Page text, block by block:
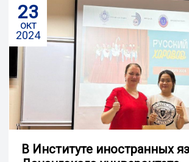
23
окт
2024
В Институте иностранных